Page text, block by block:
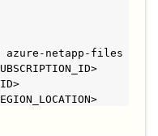
azure-netapp-files